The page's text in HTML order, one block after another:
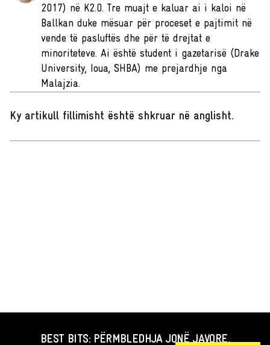
2017) në K2.0. Tre muajt e kaluar ai i kaloi në
Ballkan duke mësuar për proceset e pajtimit në
vende të pasluftës dhe për të drejtat e
minoriteteve. Ai është student i gazetarisë (Drake
University, Ioua, SHBA) me prejardhje nga
Malajzia.
Ky artikull fillimisht është shkruar në anglisht.
BEST BITS: PËRMBLEDHJA JONË JAVORE.